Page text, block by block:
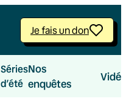
Je fais un don
Séries
d’été
Nos
enquêtes